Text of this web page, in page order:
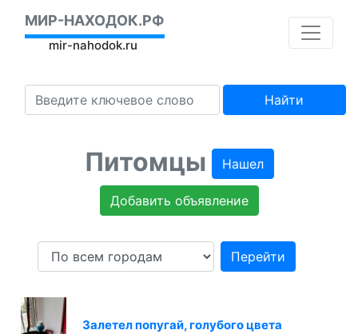
МИР-НАХОДОК.РФ
mir-nahodok.ru
Найти
Питомцы Нашел
Добавить объявление
Перейти
Залетел попугай, голубого цвета